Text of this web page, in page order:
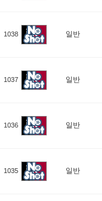
1038 일반
1037 일반
1036 일반
1035 일반